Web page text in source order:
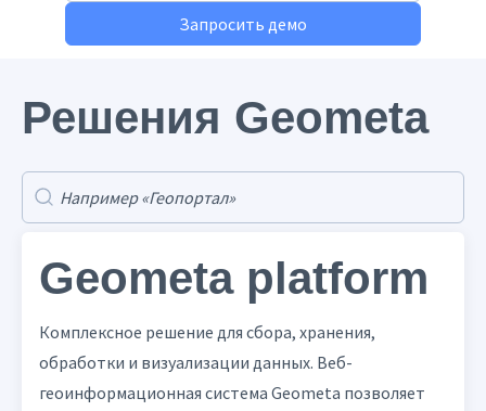
Запросить демо
Решения Geometa
Search for modules
Geometa platform
Geometa platform
Комплексное решение для сбора, хранения,
обработки и визуализации данных. Веб-
геоинформационная система Geometa позволяет